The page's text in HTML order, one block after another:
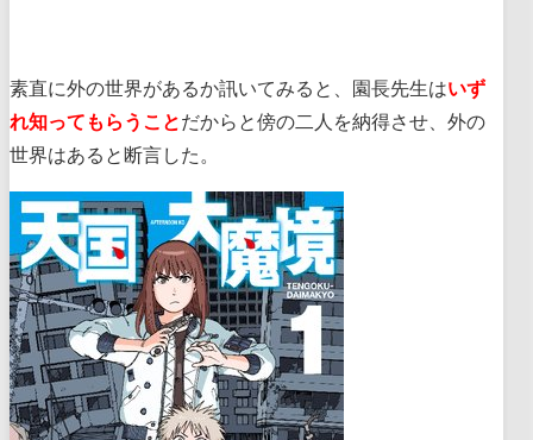
素直に外の世界があるか訊いてみると、園長先生はいず
れ知ってもらうことだからと傍の二人を納得させ、外の
世界はあると断言した。